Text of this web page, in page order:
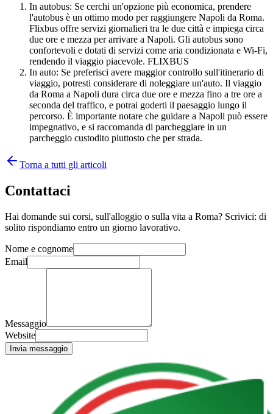
In autobus: Se cerchi un'opzione più economica, prendere
l'autobus è un ottimo modo per raggiungere Napoli da Roma.
Flixbus offre servizi giornalieri tra le due città e impiega circa
due ore e mezza per arrivare a Napoli. Gli autobus sono
confortevoli e dotati di servizi come aria condizionata e Wi-Fi,
rendendo il viaggio piacevole. FLIXBUS
In auto: Se preferisci avere maggior controllo sull'itinerario di
viaggio, potresti considerare di noleggiare un'auto. Il viaggio
da Roma a Napoli dura circa due ore e mezza fino a tre ore a
seconda del traffico, e potrai goderti il paesaggio lungo il
percorso. È importante notare che guidare a Napoli può essere
impegnativo, e si raccomanda di parcheggiare in un
parcheggio custodito piuttosto che per strada.
Torna a tutti gli articoli
Contattaci
Hai domande sui corsi, sull'alloggio o sulla vita a Roma? Scrivici: di
solito rispondiamo entro un giorno lavorativo.
Nome e cognome
Email
Messaggio
Website
Invia messaggio